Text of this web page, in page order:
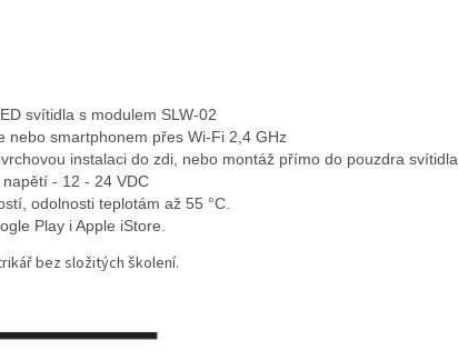
svítidla s modulem SLW-02
nebo smartphonem přes Wi-Fi 2,4 GHz
instalaci do zdi, nebo montáž přímo do pouzdra svítidla
- 12 - 24 VDC
odolnosti teplotám až 55 °C.
Play i Apple iStore.
bez složitých školení.